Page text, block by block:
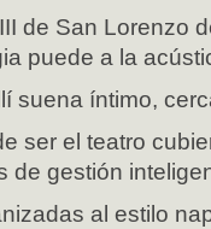
de San Lorenzo
puede a la
suena íntimo,
ser el teatro
de gestión
al estilo